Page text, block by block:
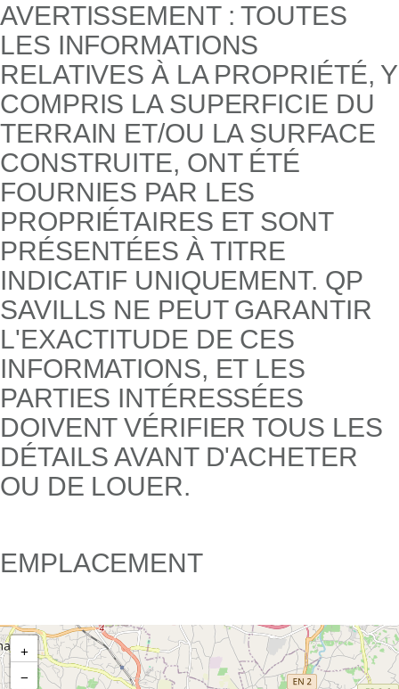
AVERTISSEMENT : TOUTES
LES INFORMATIONS
RELATIVES À LA PROPRIÉTÉ, Y
COMPRIS LA SUPERFICIE DU
TERRAIN ET/OU LA SURFACE
CONSTRUITE, ONT ÉTÉ
FOURNIES PAR LES
PROPRIÉTAIRES ET SONT
PRÉSENTÉES À TITRE
INDICATIF UNIQUEMENT. QP
SAVILLS NE PEUT GARANTIR
L'EXACTITUDE DE CES
INFORMATIONS, ET LES
PARTIES INTÉRESSÉES
DOIVENT VÉRIFIER TOUS LES
DÉTAILS AVANT D'ACHETER
OU DE LOUER.
EMPLACEMENT
+
−